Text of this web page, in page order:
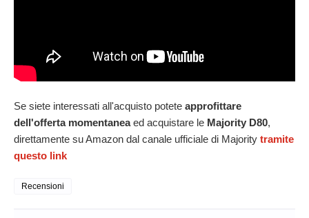
Se siete interessati all'acquisto potete approfittare
dell'offerta momentaneaed acquistare le Majority D80,
direttamente su Amazon dal canale ufficiale di Majority tramite
questo link
Recensioni